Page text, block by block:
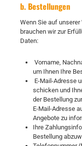
b. Bestellungen
Wenn Sie auf
brauchen wir zur
Daten:
Vorname,
um Ihnen Ihre
E-Mail-Adresse
schicken und
der Bestellung
E-Mail-Adresse
Angebote zu
Ihre
Bestellung